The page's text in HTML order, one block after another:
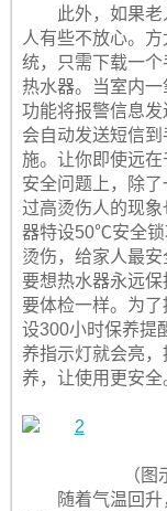
此外，如果
人有些不放心。
统，只需下载一
热水器。当室内
功能将报警信息
会自动发送短信
施。让你即使远在
安全问题上，除
过高烫伤人的现
器特设50℃安全锁
烫伤，给家人最安
要想热水器永远
要体检一样。为
设300小时保养提
养指示灯就会亮
养，让使用更安全
（
随着气温回